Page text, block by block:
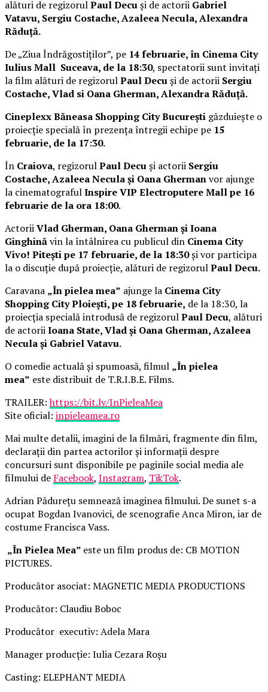
alături de regizorulPaul Decuși de actorii Gabriel
Vatavu, Sergiu Costache, Azaleea Necula, Alexandra
Răduță.
De „Ziua Îndrăgostiților”, pe 14 februarie, în Cinema City
Iulius Mall Suceava, de la 18:30, spectatorii sunt invitați
la film alături de regizorulPaul Decuși de actorii Sergiu
Costache, Vlad si Oana Gherman, Alexandra Răduță.
Cineplexx Băneasa Shopping City București găzduiește o
proiecție specială în prezența întregii echipe pe 15
februarie, de la 17:30.
În Craiova, regizorulPaul Decuși actorii Sergiu
Costache, Azaleea Necula și Oana Ghermanvor ajunge
la cinematografulInspire VIP Electroputere Mall pe 16
februarie de la ora 18:00.
ActoriiVlad Gherman, Oana Gherman și Ioana
Ginghinăvin la întâlnirea cu publicul din Cinema City
Vivo! Pitești pe 17 februarie, de la 18:30și vor participa
la o discuție după proiecție, alături de regizorulPaul Decu.
Caravana „În pielea mea” ajunge la Cinema City
Shopping City Ploiești, pe 18 februarie, de la 18:30, la
proiecția specială introdusă de regizorulPaul Decu, alături
de actoriiIoana State, Vlad și Oana Gherman, Azaleea
Necula și Gabriel Vatavu.
O comedie actuală și spumoasă, filmul „În pielea
mea” este distribuit de T.R.I.B.E. Films.
TRAILER:https://bit.ly/InPieleaMea
Site oficial: inpieleamea.ro
Mai multe detalii, imagini de la filmări, fragmente din film,
declarații din partea actorilor și informații despre
concursuri sunt disponibile pe paginile social media ale
filmului de Facebook, Instagram, TikTok.
Adrian Pădurețu semnează imaginea filmului. De sunet s-a
ocupat Bogdan Ivanovici, de scenografie Anca Miron, iar de
costume Francisca Vass.
„În Pielea Mea” este un film produs de: CB MOTION
PICTURES.
Producător asociat: MAGNETIC MEDIA PRODUCTIONS
Producător: Claudiu Boboc
Producător executiv: Adela Mara
Manager producție: Iulia Cezara Roșu
Casting: ELEPHANT MEDIA